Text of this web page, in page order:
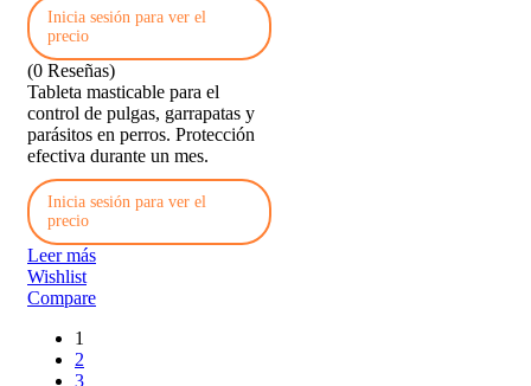
Inicia sesión para ver el
precio
(0 Reseñas)
Tableta masticable para el
control de pulgas, garrapatas y
parásitos en perros. Protección
efectiva durante un mes.
Inicia sesión para ver el
precio
Leer más
Wishlist
Compare
1
2
3